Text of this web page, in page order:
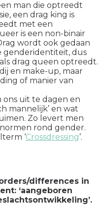
man die optreedt
een drag king is
met een
is een non-binair
wordt ook gedaan
genderidentiteit, dus
drag queen optreedt.
en make-up, maar
of manier van
ons uit te dagen en
mannelijk’ en wat
Zo levert men
rond gender.
‘Crossdressing’.
differences in
‘aangeboren